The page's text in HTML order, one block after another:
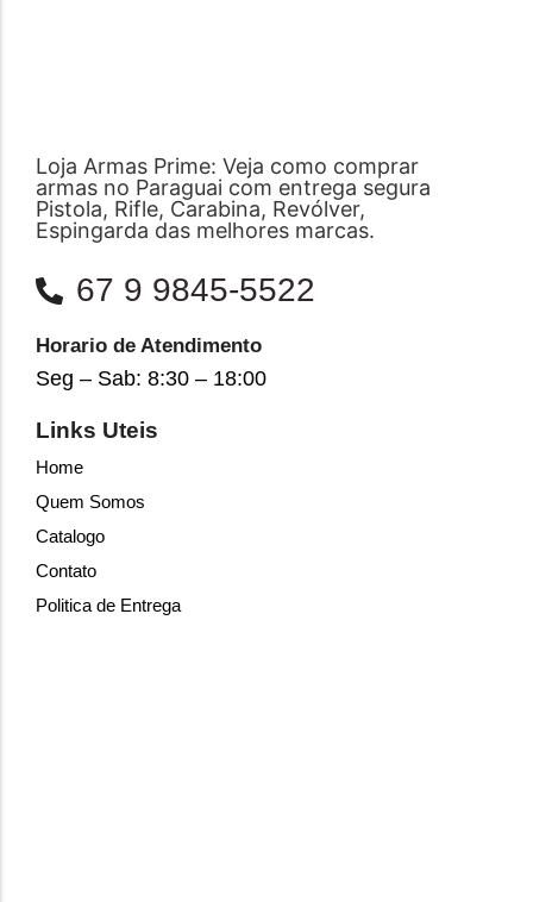
Loja Armas Prime: Veja como comprar
armas no Paraguai com entrega segura
Pistola, Rifle, Carabina, Revólver,
Espingarda das melhores marcas.
67 9 9845-5522
Horario de Atendimento
Seg – Sab: 8:30 – 18:00
Links Uteis
Home
Quem Somos
Catalogo
Contato
Politica de Entrega